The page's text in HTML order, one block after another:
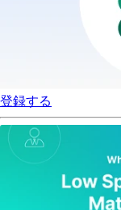
登録する